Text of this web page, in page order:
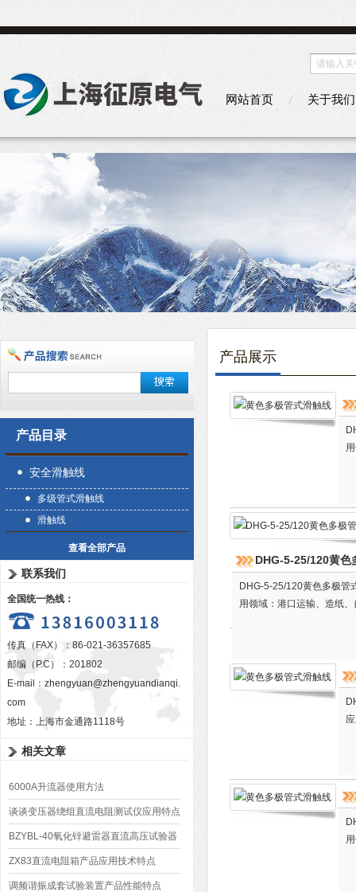
网站首页 关于我们
产品目录
安全滑触线
多级管式滑触线
滑触线
查看全部产品
联系我们
全国统一热线：
传真（FAX）：86-021-36357685
邮编（P.C）：201802
E-mail： zhengyuan@zhengyuandianqi.
com
地址：上海市金通路1118号
相关文章
6000A升流器使用方法
谈谈变压器绕组直流电阻测试仪应用特点
BZYBL-40氧化锌避雷器直流高压试验器
技术参数
​ZX83直流电阻箱产品应用技术特点
调频谐振成套试验装置产品性能特点
产品展示
DHG-5-25/120黄色
DHG-5-25/120黄色多极管
用领域：港口运输、造纸